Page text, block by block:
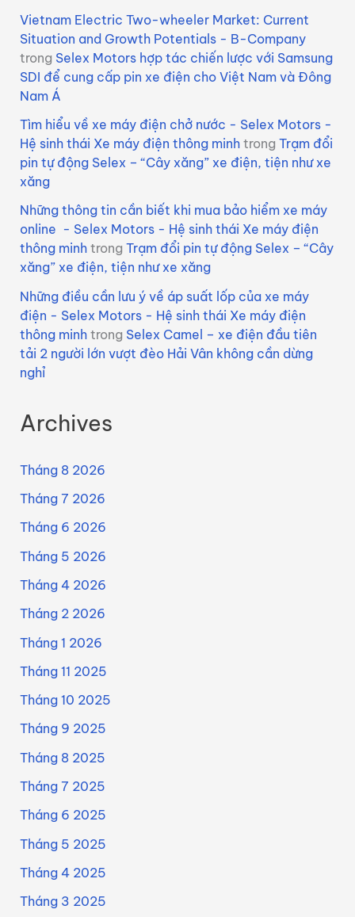
Vietnam Electric Two-wheeler Market: Current
Situation and Growth Potentials - B-Company
trong Selex Motors hợp tác chiến lược với Samsung
SDI để cung cấp pin xe điện cho Việt Nam và Đông
Nam Á
Tìm hiểu về xe máy điện chở nước - Selex Motors -
Hệ sinh thái Xe máy điện thông minh trongTrạm đổi
pin tự động Selex – “Cây xăng” xe điện, tiện như xe
xăng
Những thông tin cần biết khi mua bảo hiểm xe máy
online - Selex Motors - Hệ sinh thái Xe máy điện
thông minh trongTrạm đổi pin tự động Selex – “Cây
xăng” xe điện, tiện như xe xăng
Những điều cần lưu ý về áp suất lốp của xe máy
điện - Selex Motors - Hệ sinh thái Xe máy điện
thông minh trong Selex Camel – xe điện đầu tiên
tải 2 người lớn vượt đèo Hải Vân không cần dừng
nghỉ
Archives
Tháng 8 2026
Tháng 7 2026
Tháng 6 2026
Tháng 5 2026
Tháng 4 2026
Tháng 2 2026
Tháng 1 2026
Tháng 11 2025
Tháng 10 2025
Tháng 9 2025
Tháng 8 2025
Tháng 7 2025
Tháng 6 2025
Tháng 5 2025
Tháng 4 2025
Tháng 3 2025